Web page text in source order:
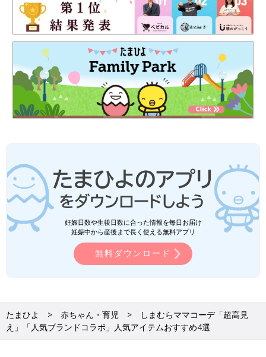
妊娠日数や生後日数に合った情報を毎日お届け
妊娠中から産後まで長く使える無料アプリ
無料ダウンロード
たまひよ 赤ちゃん・育児
しまむらママコーデ「超高見
え」「人気ブランドコラボ」人気アイテムおすすめ4選